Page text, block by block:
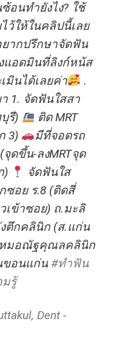
อนทำยังไง? ใช้
ว้ให้ในคลิปนี้เลย
ยากปรึกษาจัดฟัน
แอดมินที่ลิงก์หน้ส
มินได้เลยค่า
.
1. จัดฟันใสสา
รี)
ติด MRT
3)
มีที่จอดรถ
ดขึ้น-ลงMRTจุด
)
จัดฟันใส
ซอย ร.8 (ติดสี่
เข้าซอย) ถ.มะลิ
ตึกคลินิก (ส.แก่น
มอณัฐคุณลคลินิก
ขอนแก่น #ทําฟัน
มรู้
Dent -